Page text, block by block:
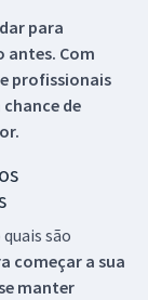
para
antes. Com
profissionais
de
são
começar a sua
manter